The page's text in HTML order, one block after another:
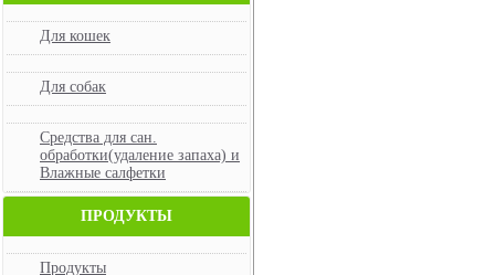
Для кошек
Для собак
Средства для сан.
обработки(удаление запаха) и
Влажные салфетки
ПРОДУКТЫ
Продукты